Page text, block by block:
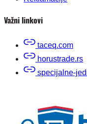
Važni linkovi
taceq.com
horustrade.rs
specijalne-